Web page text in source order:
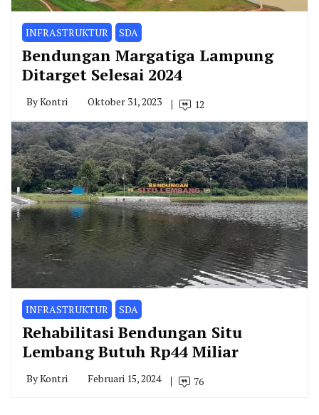
INFRASTRUKTUR SDA
Bendungan Margatiga Lampung
Ditarget Selesai 2024
ByKontri Oktober 31, 2023 12
INFRASTRUKTUR SDA
Rehabilitasi Bendungan Situ
Lembang Butuh Rp44 Miliar
ByKontri Februari 15, 2024 76